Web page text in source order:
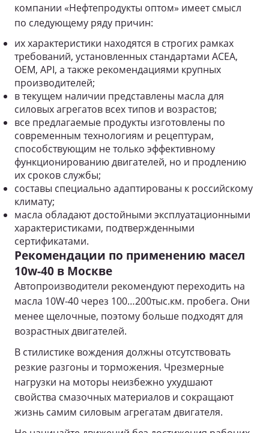
компании «Нефтепродукты оптом» имеет смысл
по следующему ряду причин:
их характеристики находятся в строгих рамках
требований, установленных стандартами ACEA,
OEM, API, а также рекомендациями крупных
производителей;
в текущем наличии представлены масла для
силовых агрегатов всех типов и возрастов;
все предлагаемые продукты изготовлены по
современным технологиям и рецептурам,
способствующим не только эффективному
функционированию двигателей, но и продлению
их сроков службы;
составы специально адаптированы к российскому
климату;
масла обладают достойными эксплуатационными
характеристиками, подтвержденными
сертификатами.
Рекомендации по применению масел
10w-40 в Москве
Автопроизводители рекомендуют переходить на
масла 10W-40 через 100…200тыс.км. пробега. Они
менее щелочные, поэтому больше подходят для
возрастных двигателей.
В стилистике вождения должны отсутствовать
резкие разгоны и торможения. Чрезмерные
нагрузки на моторы неизбежно ухудшают
свойства смазочных материалов и сокращают
жизнь самим силовым агрегатам двигателя.